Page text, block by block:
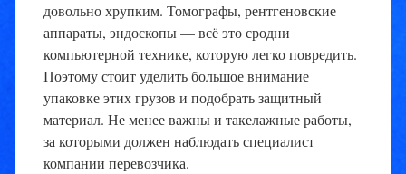
довольно хрупким. Томографы, рентгеновские
аппараты, эндоскопы — всё это сродни
компьютерной технике, которую легко повредить.
Поэтому стоит уделить большое внимание
упаковке этих грузов и подобрать защитный
материал. Не менее важны и такелажные работы,
за которыми должен наблюдать специалист
компании перевозчика.